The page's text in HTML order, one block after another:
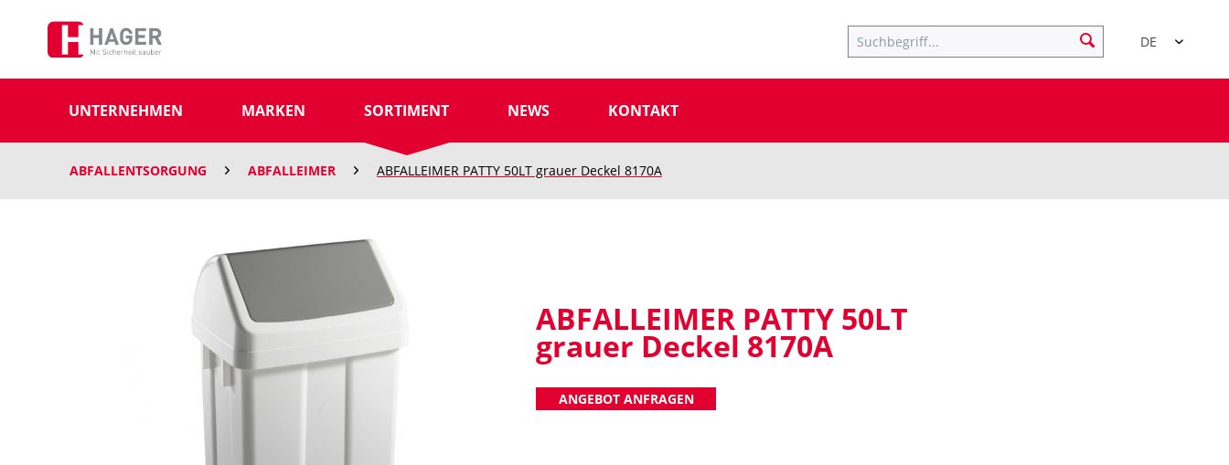
DE
UNTERNEHMEN MARKEN SORTIMENT NEWS KONTAKT
ABFALLENTSORGUNG ABFALLEIMER ABFALLEIMER PATTY 50LT grauer Deckel 8170A
ABFALLEIMER PATTY 50LT
grauer Deckel 8170A
ANGEBOT ANFRAGEN